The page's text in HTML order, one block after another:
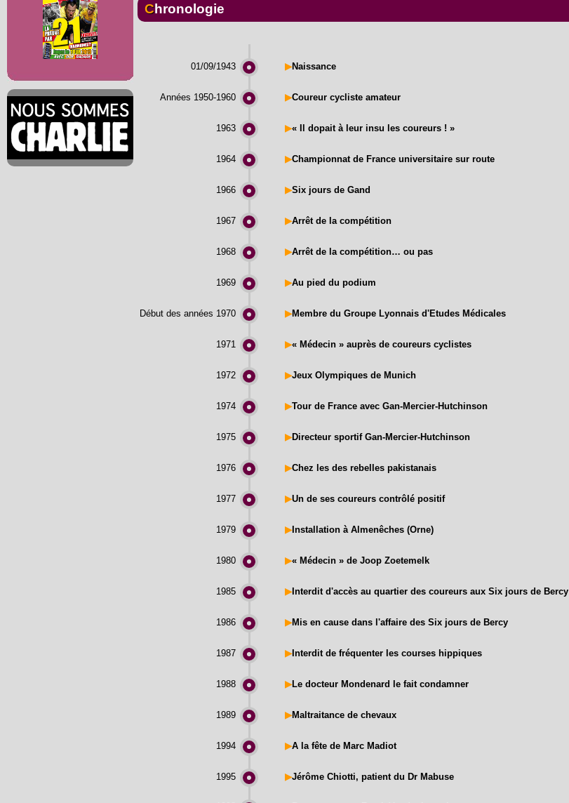
Chronologie
01/09/1943 ▶Naissance
Années 1950-1960 ▶Coureur cycliste amateur
1963 ▶« Il dopait à leur insu les coureurs ! »
1964 ▶Championnat de France universitaire sur route
1966 ▶Six jours de Gand
1967 ▶Arrêt de la compétition
1968 ▶Arrêt de la compétition… ou pas
1969 ▶Au pied du podium
Début des années 1970 ▶Membre du Groupe Lyonnais d'Etudes Médicales
1971 ▶« Médecin » auprès de coureurs cyclistes
1972 ▶Jeux Olympiques de Munich
1974 ▶Tour de France avec Gan-Mercier-Hutchinson
1975 ▶Directeur sportif Gan-Mercier-Hutchinson
1976 ▶Chez les des rebelles pakistanais
1977 ▶Un de ses coureurs contrôlé positif
1979 ▶Installation à Almenêches (Orne)
1980 ▶« Médecin » de Joop Zoetemelk
1985 ▶Interdit d'accès au quartier des coureurs aux Six jours de Bercy
1986 ▶Mis en cause dans l'affaire des Six jours de Bercy
1987 ▶Interdit de fréquenter les courses hippiques
1988 ▶Le docteur Mondenard le fait condamner
1989 ▶Maltraitance de chevaux
1994 ▶A la fête de Marc Madiot
1995 ▶Jérôme Chiotti, patient du Dr Mabuse